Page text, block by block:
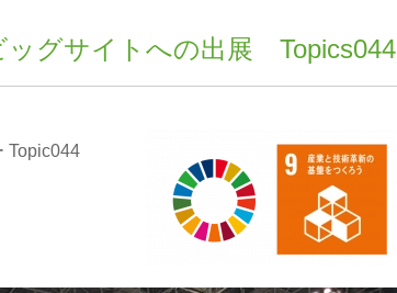
ッグサイトへの出展 Topics044
Topic044